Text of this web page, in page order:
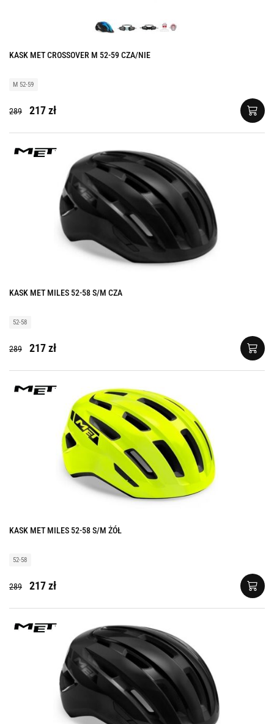
KASK MET CROSSOVER M 52-59 CZA/NIE
M 52-59
289 217 zł
KASK MET MILES 52-58 S/M CZA
52-58
289 217 zł
KASK MET MILES 52-58 S/M ŻÓŁ
52-58
289 217 zł